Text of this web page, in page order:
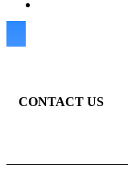
CONTACT US